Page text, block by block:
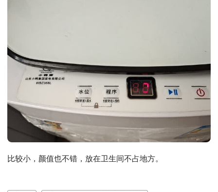
比较小，颜值也不错，放在卫生间不占地方。